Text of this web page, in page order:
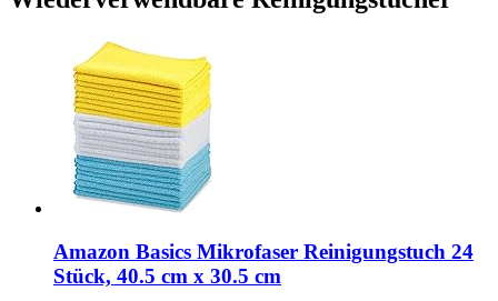
Amazon Basics Mikrofaser Reinigungstuch 24
Stück, 40.5 cm x 30.5 cm